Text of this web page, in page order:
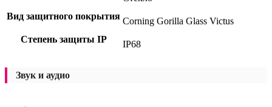
Вид защитного покрытия Corning Gorilla Glass Victus
Степень защиты IP
IP68
Звук и аудио